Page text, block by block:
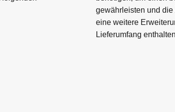
gewährleisten und
eine weitere
Lieferumfang